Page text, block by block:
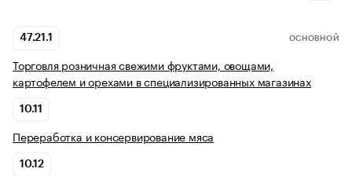
47.21.1 ОСНОВНОЙ
Торговля розничная свежими фруктами, овощами,
картофелем и орехами в специализированных магазинах
10.11
Переработка и консервирование мяса
10.12